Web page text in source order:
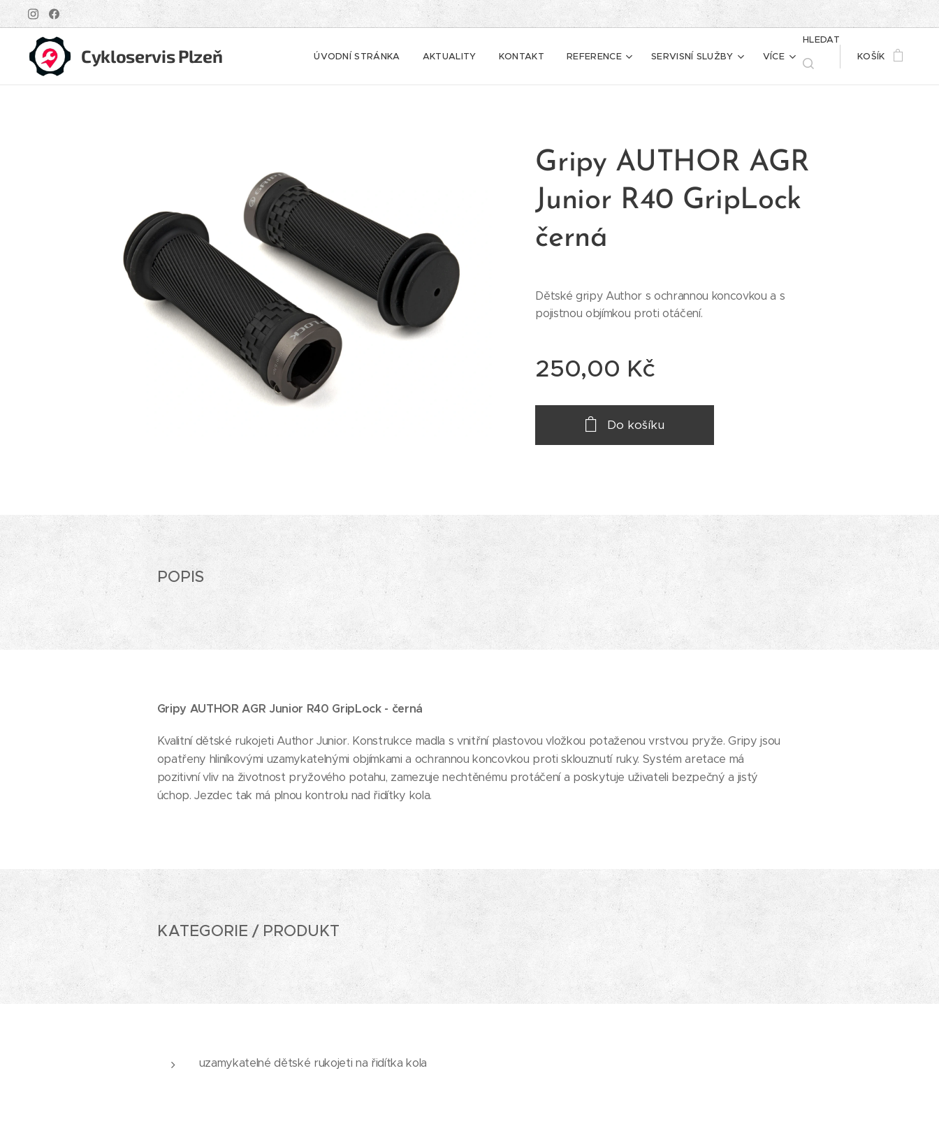
Cykloservis Plzeň ÚVODNÍ STRÁNKA AKTUALITY KONTAKT REFERENCE SERVISNÍ SLUŽBY VÍCE
HLEDAT
KOŠÍK
Gripy AUTHOR AGR
Junior R40 GripLock
černá
Dětské gripy Author s ochrannou koncovkou a s
pojistnou objímkou proti otáčení.
250,00 Kč
Do košíku
POPIS
Gripy AUTHOR AGR Junior R40 GripLock - černá
Kvalitní dětské rukojeti Author Junior. Konstrukce madla s vnitřní plastovou vložkou potaženou vrstvou pryže. Gripy jsou
opatřeny hliníkovými uzamykatelnými objímkami a ochrannou koncovkou proti sklouznutí ruky. Systém aretace má
pozitivní vliv na životnost pryžového potahu, zamezuje nechtěnému protáčení a poskytuje uživateli bezpečný a jistý
úchop. Jezdec tak má plnou kontrolu nad řidítky kola.
KATEGORIE / PRODUKT
uzamykatelné dětské rukojeti na řidítka kola